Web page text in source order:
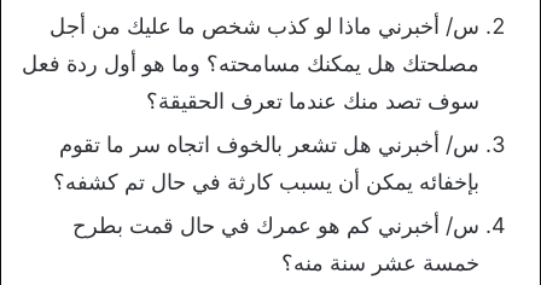
س/ أخبرني ماذا لو كذب شخص ما عليك من أجل
مصلحتك هل يمكنك مسامحته؟ وما هو أول ردة فعل
سوف تصد منك عندما تعرف الحقيقة؟
س/ أخبرني هل تشعر بالخوف اتجاه سر ما تقوم
بإخفائه يمكن أن يسبب كارثة في حال تم كشفه؟
س/ أخبرني كم هو عمرك في حال قمت بطرح
خمسة عشر سنة منه؟